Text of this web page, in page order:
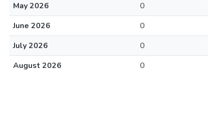
May 2026
0
June 2026
0
July 2026
0
August 2026
0